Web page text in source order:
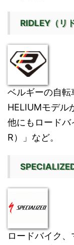
RIDLEY（リ
ベルギーの自転
HELIUMモデル
他にもロードバ
R）」など。
ロードバイク